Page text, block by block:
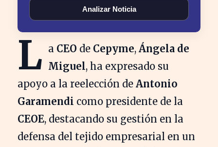
Analizar Noticia
L a CEO de Cepyme, Ángela de
Miguel, ha expresado su
apoyo a la reelección de Antonio
Garamendi como presidente de la
CEOE, destacando su gestión en la
defensa del tejido empresarial en un